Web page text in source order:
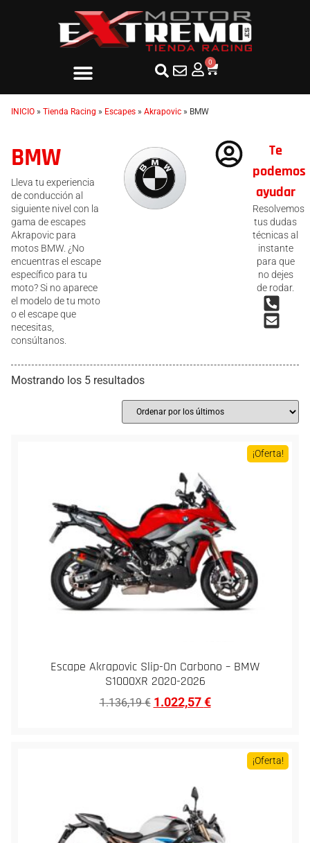
0
INICIO » Tienda Racing » Escapes » Akrapovic » BMW
BMW
Lleva tu experiencia
de conducción al
siguiente nivel con la
gama de escapes
Akrapovic para
motos BMW. ¿No
encuentras el escape
específico para tu
moto? Si no aparece
el modelo de tu moto
o el escape que
necesitas,
consúltanos.
Te
podemos
ayudar
Resolvemos
tus dudas
técnicas al
instante
para que
no dejes
de rodar.
Mostrando los 5 resultados
¡Oferta!
Escape Akrapovic Slip-On Carbono – BMW
S1000XR 2020-2026
1.136,19€ 1.022,57€
¡Oferta!